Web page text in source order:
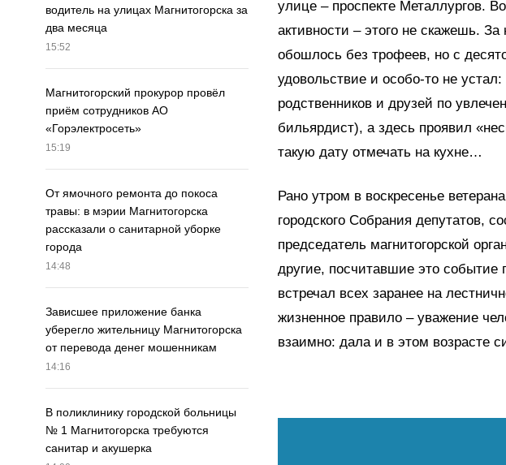
водитель на улицах Магнитогорска за
два месяца
15:52
Магнитогорский прокурор провёл
приём сотрудников АО
«Горэлектросеть»
15:19
От ямочного ремонта до покоса
травы: в мэрии Магнитогорска
рассказали о санитарной уборке
города
14:48
Зависшее приложение банка
уберегло жительницу Магнитогорска
от перевода денег мошенникам
14:16
В поликлинику городской больницы
№ 1 Магнитогорска требуются
санитар и акушерка
улице – проспекте Металлургов.
активности – этого не скажешь.
обошлось без трофеев, но с
удовольствие и особо-то не
родственников и друзей по
бильярдист), а здесь проявил
такую дату отмечать на кухне…
Рано утром в воскресенье
городского Собрания депутатов,
председатель магнитогорской
другие, посчитавшие это событие
встречал всех заранее на
жизненное правило – уважение
взаимно: дала и в этом возрасте